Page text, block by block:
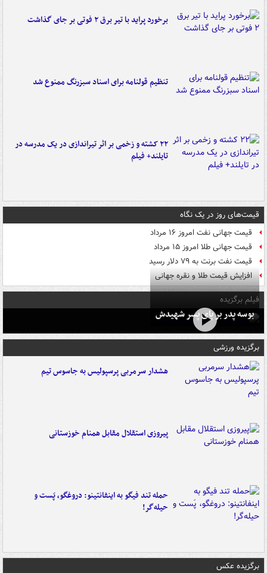
برخورد پراید با تیر برق ۲ فوتی بر جای گذاشت
تنظیم قولنامه برای اسناد سبزرنگ ممنوع شد
۲۲ کشته و زخمی بر اثر تیراندازی در یک مدرسه در
تایلند+ فیلم
قیمت‌های روز در یک نگاه
قیمت جهانی نفت امروز ۱۶ مرداد
قیمت جهانی طلا امروز ۱۵ مرداد
قیمت نفت برنت به ۷۹ دلار رسید
افزایش قیمت طلا و نقره جهانی
فیلم برگزیده
بوسه‌ پدر بر پای پسر شهیدش
برگزیده ورزشی
هشدار سرمربی پرسپولیس به جاسوس تیم
پیروزی استقلال مقابل همنام خوزستانی
حمله تند فیگو به اینفانتینو: دروغگو، پَست‌ و
حیله‌گر!
برگزیده عکس